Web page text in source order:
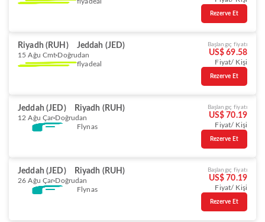
Rezerve Et
Riyadh (RUH) Jeddah (JED)
15 Ağu Cmt Doğrudan
flyadeal
Başlangıç fiyatı
US$ 69.58
Fiyat/ Kişi
Rezerve Et
Jeddah (JED) Riyadh (RUH)
12 Ağu Çar Doğrudan
Flynas
Başlangıç fiyatı
US$ 70.19
Fiyat/ Kişi
Rezerve Et
Jeddah (JED) Riyadh (RUH)
26 Ağu Çar Doğrudan
Flynas
Başlangıç fiyatı
US$ 70.19
Fiyat/ Kişi
Rezerve Et